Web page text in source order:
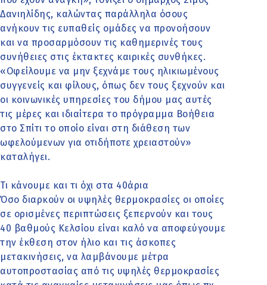
Δανιηλίδης, καλώντας παράλληλα όσους
ανήκουν τις ευπαθείς ομάδες να προνοήσουν
και να προσαρμόσουν τις καθημερινές τους
συνήθειες στις έκτακτες καιρικές συνθήκες.
«Oφείλουμε να μην ξεχνάμε τους ηλικιωμένους
συγγενείς και φίλους, όπως δεν τους ξεχνούν και
οι κοινωνικές υπηρεσίες του δήμου μας αυτές
τις μέρες και ιδιαίτερα το πρόγραμμα Βοήθεια
στο Σπίτι το οποίο είναι στη διάθεση των
ωφελούμενων για οτιδήποτε χρειαστούν»
καταλήγει.
Τι κάνουμε και τι όχι στα 40άρια
Όσο διαρκούν οι υψηλές θερμοκρασίες οι οποίες
σε ορισμένες περιπτώσεις ξεπερνούν και τους
40 βαθμούς Κελσίου είναι καλό να αποφεύγουμε
την έκθεση στον ήλιο και τις άσκοπες
μετακινήσεις, να λαμβάνουμε μέτρα
αυτοπροστασίας από τις υψηλές θερμοκρασίες